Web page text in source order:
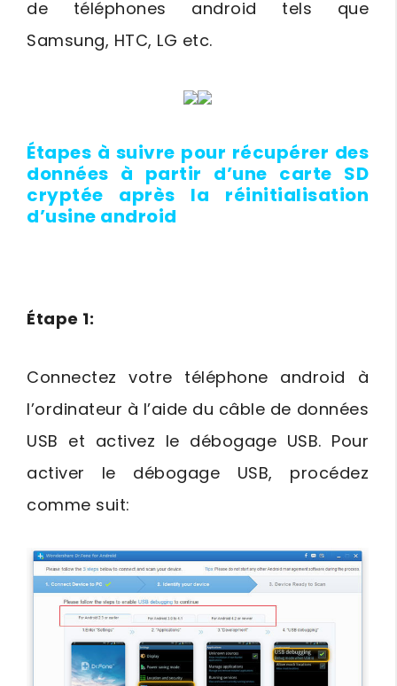
de téléphones android tels que
Samsung, HTC, LG etc.
Étapes à suivre pour récupérer des
données à partir d’une carte SD
cryptée après la réinitialisation
d’usine android
Étape 1:
Connectez votre téléphone android à
l’ordinateur à l’aide du câble de données
USB et activez le débogage USB. Pour
activer le débogage USB, procédez
comme suit: